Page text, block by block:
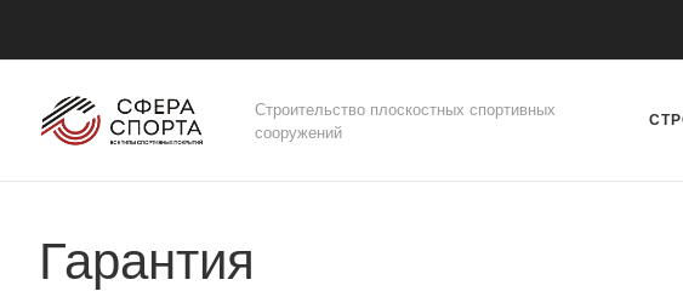
Строительство плоскостных спортивных
сооружений
Гарантия